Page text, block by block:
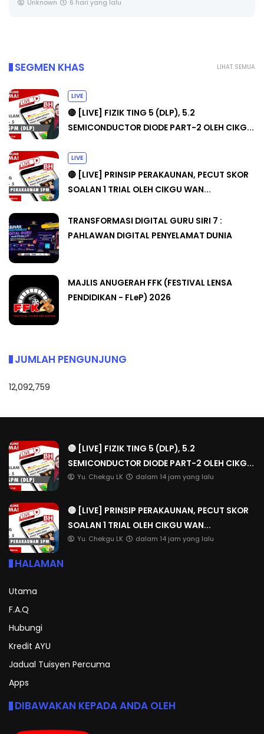
LIHAT SEMUA
SEGMEN KHAS
LIVE
🔴 [LIVE] FIZIK TING 5 (DLP), 5.2
SEMICONDUCTOR DIODE PART-2 OLEH CIKG...
LIVE
🔴 [LIVE] PRINSIP PERAKAUNAN, PECUT SKOR
SOALAN 1 TRIAL OLEH CIKGU WAN...
TRANSFORMASI DIGITAL GURU SIRI 7 :
PAHLAWAN DIGITAL PENYELAMAT DUNIA
MAJLIS ANUGERAH FFK (FESTIVAL LENSA
PENDIDIKAN - FLeP) 2026
JUMLAH PENGUNJUNG
12,092,759
🔴 [LIVE] FIZIK TING 5 (DLP), 5.2
SEMICONDUCTOR DIODE PART-2 OLEH CIKG...
Yu. Chekgu LK dalam 14 jam yang lalu
🔴 [LIVE] PRINSIP PERAKAUNAN, PECUT SKOR
SOALAN 1 TRIAL OLEH CIKGU WAN...
Yu. Chekgu LK dalam 14 jam yang lalu
HALAMAN
Utama
F.A.Q
Hubungi
Kredit AYU
Jadual Tuisyen Percuma
Apps
DIBAWAKAN KEPADA ANDA OLEH